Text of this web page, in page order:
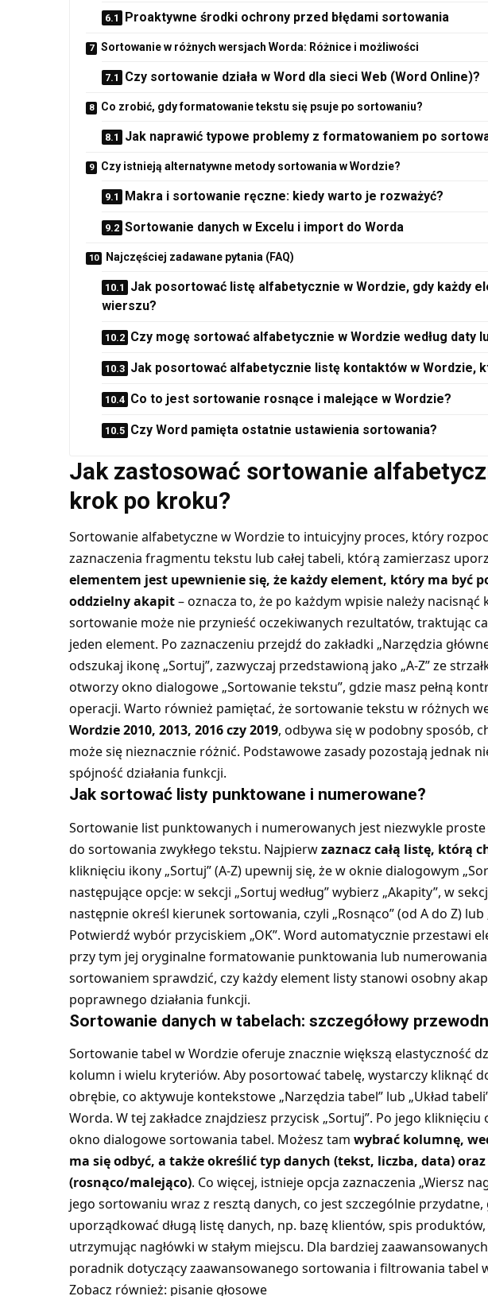
Proaktywne środki ochrony przed błędami sortowania
Sortowanie w różnych wersjach Worda: Różnice i możliwości
Czy sortowanie działa w Word dla sieci Web (Word Online)?
Co zrobić, gdy formatowanie tekstu się psuje po sortowaniu?
Jak naprawić typowe problemy z formatowaniem po
Czy istnieją alternatywne metody sortowania w Wordzie?
Makra i sortowanie ręczne: kiedy warto je rozważyć?
Sortowanie danych w Excelu i import do Worda
Najczęściej zadawane pytania (FAQ)
Jak posortować listę alfabetycznie w Wordzie, gdy każdy
wierszu?
Czy mogę sortować alfabetycznie w Wordzie według daty
Jak posortować alfabetycznie listę kontaktów w Wordzie,
Co to jest sortowanie rosnące i malejące w Wordzie?
Czy Word pamięta ostatnie ustawienia sortowania?
Jak zastosować sortowanie
krok po kroku?
Sortowanie alfabetyczne w Wordzie to intuicyjny proces, który
zaznaczenia fragmentu tekstu lub całej tabeli, którą zamierzasz
elementem jest upewnienie się, że każdy element, który ma być
oddzielny akapit– oznacza to, że po każdym wpisie należy nacisnąć
sortowanie może nie przynieść oczekiwanych rezultatów, traktując
jeden element. Po zaznaczeniu przejdź do zakładki „Narzędzia
odszukaj ikonę „Sortuj”, zazwyczaj przedstawioną jako „A-Z” ze
otworzy okno dialogowe „Sortowanie tekstu”, gdzie masz pełną
operacji. Warto również pamiętać, że sortowanie tekstu w różnych
Wordzie 2010, 2013, 2016 czy 2019, odbywa się w podobny sposób,
może się nieznacznie różnić. Podstawowe zasady pozostają jednak
spójność działania funkcji.
Jak sortować listy punktowane i numerowane?
Sortowanie list punktowanych i numerowanych jest niezwykle
do sortowania zwykłego tekstu. Najpierwzaznacz całą listę, którą
kliknięciu ikony „Sortuj” (A-Z) upewnij się, że w oknie dialogowym
następujące opcje: w sekcji „Sortuj według” wybierz „Akapity”, w sekcji
następnie określ kierunek sortowania, czyli „Rosnąco” (od A do Z) lub
Potwierdź wybór przyciskiem „OK”. Word automatycznie przestawi
przy tym jej oryginalne formatowanie punktowania lub
sortowaniem sprawdzić, czy każdy element listy stanowi osobny
poprawnego działania funkcji.
Sortowanie danych w tabelach: szczegółowy
Sortowanie tabel w Wordzie oferuje znacznie większą elastyczność
kolumn i wielu kryteriów. Aby posortować tabelę, wystarczy kliknąć
obrębie, co aktywuje kontekstowe „Narzędzia tabel” lub „Układ
Worda. W tej zakładce znajdziesz przycisk „Sortuj”. Po jego
okno dialogowe sortowania tabel. Możesz tam wybrać kolumnę,
ma się odbyć, a także określić typ danych (tekst, liczba, data)
(rosnąco/malejąco). Co więcej, istnieje opcja zaznaczenia „Wiersz
jego sortowaniu wraz z resztą danych, co jest szczególnie przydatne,
uporządkować długą listę danych, np. bazę klientów, spis
utrzymując nagłówki w stałym miejscu. Dla bardziej
poradnik dotyczącyzaawansowanego sortowania i filtrowania tabel
Zobacz również: pisanie głosowe